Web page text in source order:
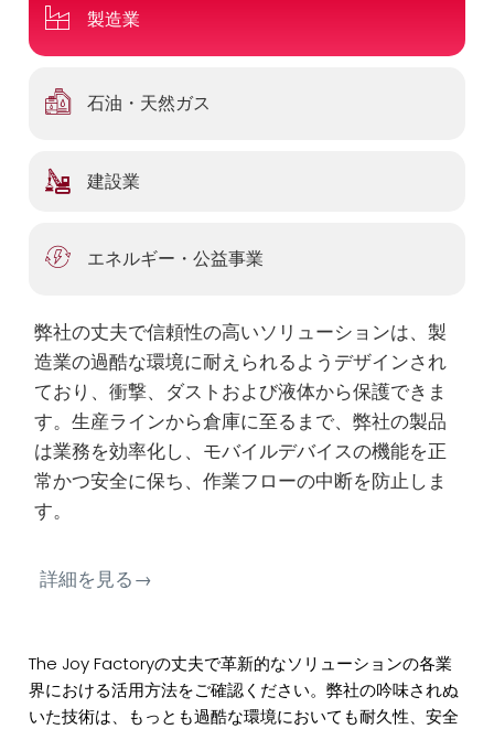
製造業
石油・天然ガス
建設業
エネルギー・公益事業
弊社の丈夫で信頼性の高いソリューションは、製
造業の過酷な環境に耐えられるようデザインされ
ており、衝撃、ダストおよび液体から保護できま
す。生産ラインから倉庫に至るまで、弊社の製品
は業務を効率化し、モバイルデバイスの機能を正
常かつ安全に保ち、作業フローの中断を防止しま
す。
詳細を見る→
The Joy Factoryの丈夫で革新的なソリューションの各業
界における活用方法をご確認ください。弊社の吟味されぬ
いた技術は、もっとも過酷な環境においても耐久性、安全